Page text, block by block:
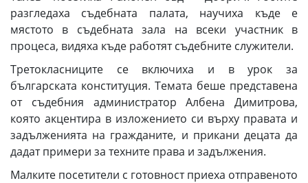
разгледаха съдебната палата, научиха къде е
мястото в съдебната зала на всеки участник в
процеса, видяха къде работят съдебните служители.
Третокласниците се включиха и в урок за
българската конституция. Темата беше представена
от съдебния администратор Албена Димитрова,
която акцентира в изложението си върху правата и
задълженията на гражданите, и прикани децата да
дадат примери за техните права и задължения.
Малките посетители с готовност приеха отправеното